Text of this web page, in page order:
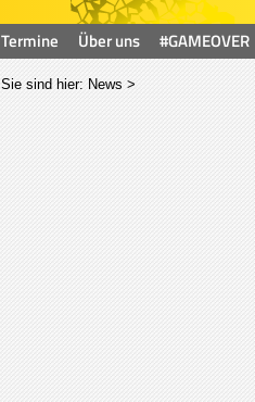
Termine Über uns #GAMEOVER
Sie sind hier: News >